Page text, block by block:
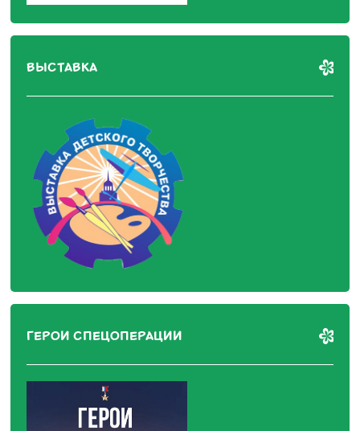
ВЫСТАВКА
ГЕРОИ СПЕЦОПЕРАЦИИ